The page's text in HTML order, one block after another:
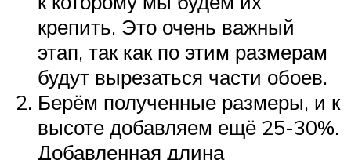
крепить. Это очень важный
этап, так как по этим размерам
будут вырезаться части обоев.
Берём полученные размеры, и к
высоте добавляем ещё 25-30%.
Добавленная длина